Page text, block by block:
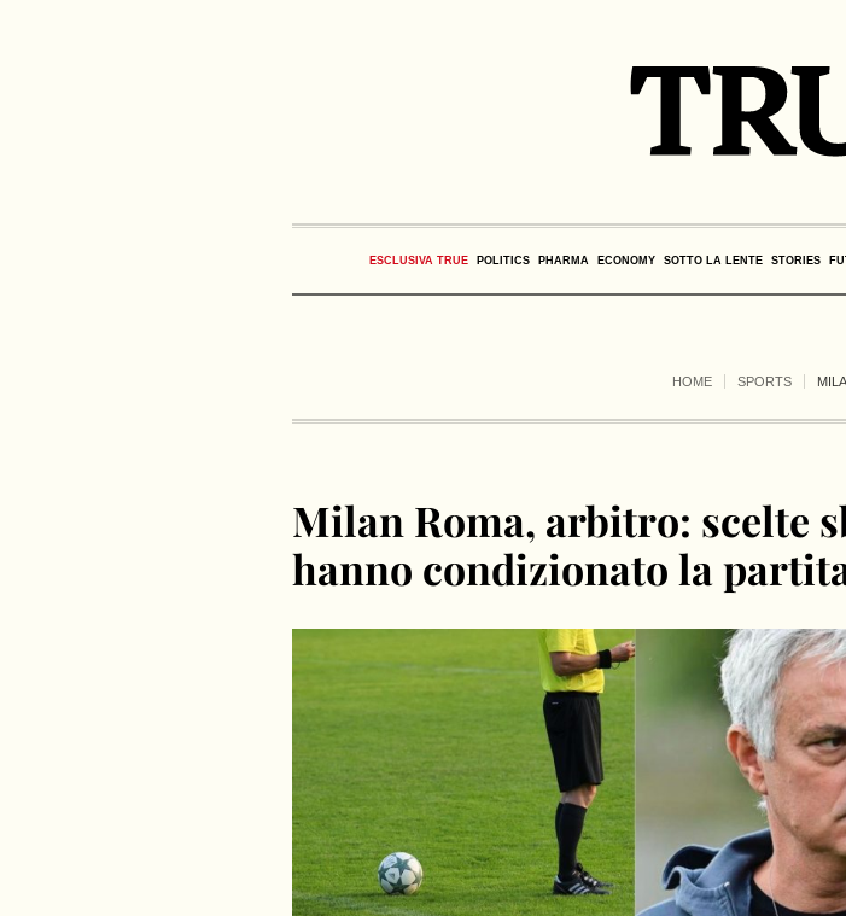
ESCLUSIVA TRUE POLITICS PHARMA ECONOMY SOTTO LA LENTE STORIES
HOME SPORTS
Milan Roma, arbitro: scelte
hanno condizionato la